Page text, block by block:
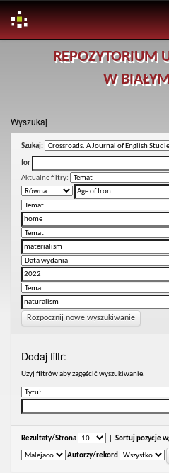
REPOZYTORIUM
W
Wyszukaj
Szukaj:
for
Aktualne filtry:
Rozpocznij nowe wyszukiwanie
Dodaj filtr:
Uzyj filtrów aby zagęścić wyszukiwanie.
Rezultaty/Strona Sortuj pozycje
Autorzy/rekord